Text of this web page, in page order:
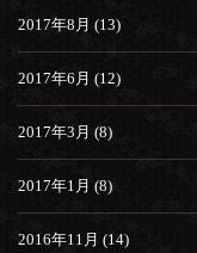
2017年8月 (13)
2017年6月 (12)
2017年3月 (8)
2017年1月 (8)
2016年11月 (14)